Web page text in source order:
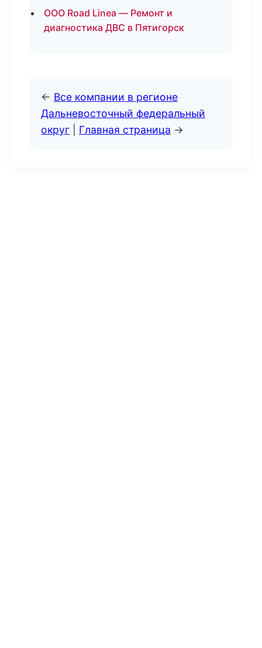
ООО Road Linea — Ремонт и
диагностика ДВС в Пятигорск
← Все компании в регионе
Дальневосточный федеральный
округ
Главная страница →